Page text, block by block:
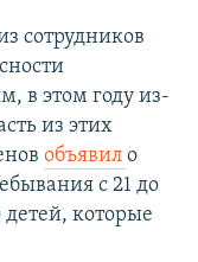
сотрудников
в этом году из-
из этих
объявил о
с 21 до
детей, которые